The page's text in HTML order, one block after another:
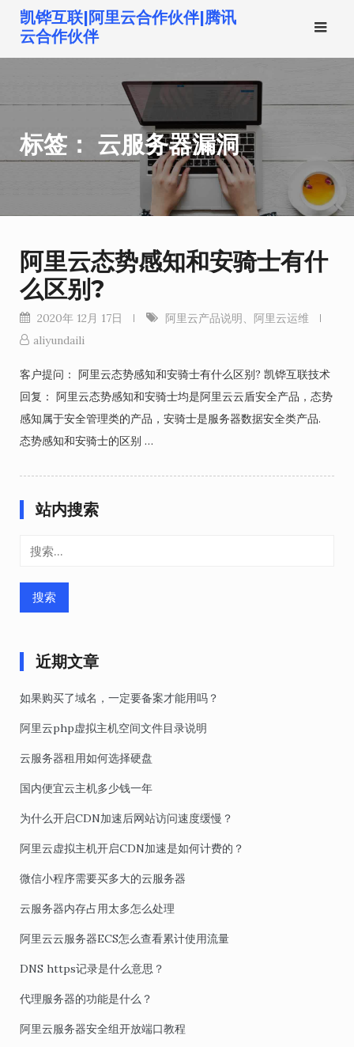
到
凯铧互联|阿里云合作伙伴|腾讯
云合作伙伴
标签： 云服务器漏洞
阿里云态势感知和安骑士有什
么区别?
2020年 12月 17日 阿里云产品说明、 阿里云运维
aliyundaili
客户提问： 阿里云态势感知和安骑士有什么区别? 凯铧互联技术
回复： 阿里云态势感知和安骑士均是阿里云云盾安全产品，态势
感知属于安全管理类的产品，安骑士是服务器数据安全类产品.
态势感知和安骑士的区别 …
站内搜索
近期文章
如果购买了域名，一定要备案才能用吗？
阿里云php虚拟主机空间文件目录说明
云服务器租用如何选择硬盘
国内便宜云主机多少钱一年
为什么开启CDN加速后网站访问速度缓慢？
阿里云虚拟主机开启CDN加速是如何计费的？
微信小程序需要买多大的云服务器
云服务器内存占用太多怎么处理
阿里云云服务器ECS怎么查看累计使用流量
DNS https记录是什么意思？
代理服务器的功能是什么？
阿里云服务器安全组开放端口教程